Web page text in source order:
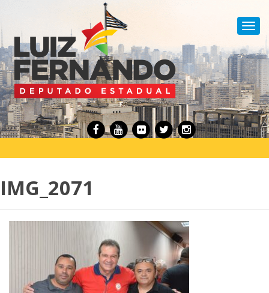
IMG_2071